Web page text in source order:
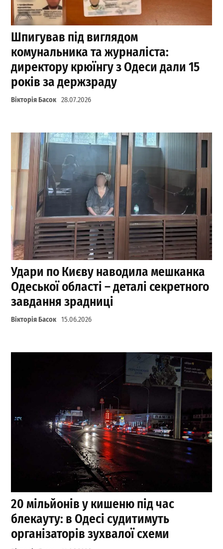
Шпигував під виглядом
комунальника та журналіста:
директору крюїнгу з Одеси дали 15
років за держзраду
Вікторія Басок 28.07.2026
Удари по Києву наводила мешканка
Одеської області – деталі секретного
завдання зрадниці
Вікторія Басок 15.06.2026
20 мільйонів у кишеню під час
блекауту: в Одесі судитимуть
організаторів зухвалої схеми